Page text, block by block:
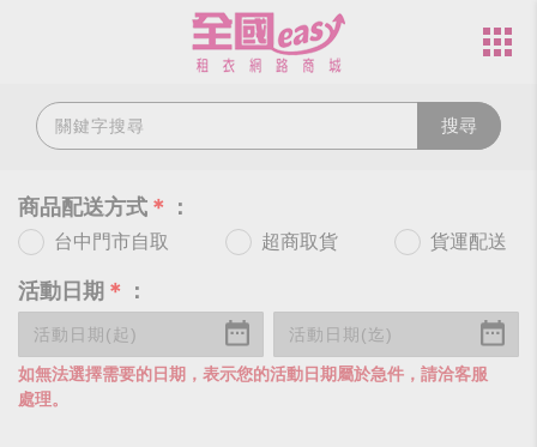
搜尋
商品配送方式 ＊ ：
台中門市自取 超商取貨 貨運配送
活動日期 ＊ ：
如無法選擇需要的日期，表示您的活動日期屬於急件，請洽客服
處理。